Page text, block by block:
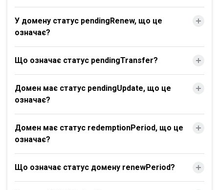
У домену статус pendingRenew, що це
означає?
Що означає статус pendingTransfer?
Домен має статус pendingUpdate, що це
означає?
Домен має статус redemptionPeriod, що це
означає?
Що означає статус домену renewPeriod?